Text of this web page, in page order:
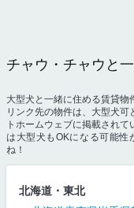
チャウ・チャウと
大型犬と一緒に住める賃貸物
リンク先の物件は、大型犬
トホームウェブに掲載され
は大型犬もOKになる可能性
ね！
北海道・東北